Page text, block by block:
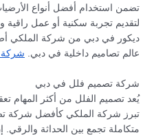
تضمن استخدام أفضل أنواع
لتقديم تجربة سكنية أو عمل
ديكور في دبي من شركة الملكي
عالم تصاميم داخلية في دبي. شركة
شركة تصميم فلل في دبي
يُعد تصميم الفلل من أكثر المهام
تبرز شركة الملكي كأفضل شركة
متكاملة تجمع بين الحداثة